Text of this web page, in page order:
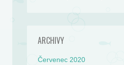
ARCHIVY
Červenec 2020